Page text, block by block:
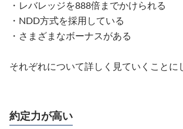
・レバレッジを888倍までかけられる
・NDD方式を採用している
・さまざまなボーナスがある
それぞれについて詳しく見ていくことに
約定力が高い